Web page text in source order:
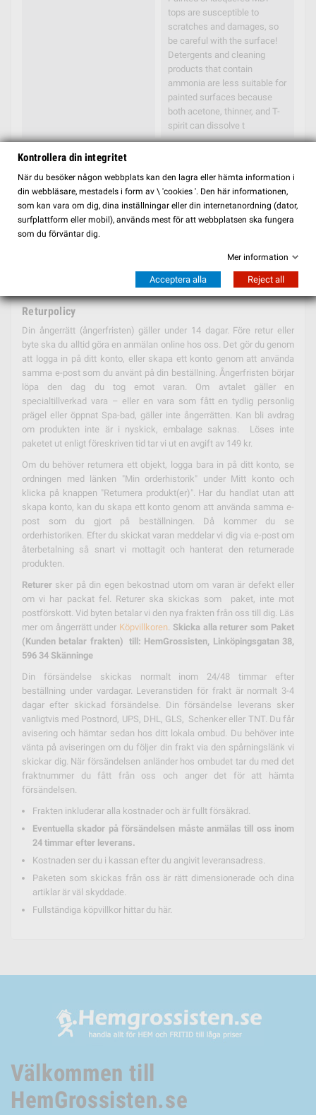
tops are susceptible to
scratches and damages, so
be careful with the surface!
Detergents and cleaning
products that contain
ammonia are less suitable for
painted surfaces because
both acetone, thinner, and T-
spirit can dissolve t
Mått
Max belastning 50,00
Returpolicy
Din ångerrätt (ångerfristen) gäller under 14 dagar. Före retur eller
byte ska du alltid göra en anmälan online hos oss. Det gör du genom
att logga in på ditt konto, eller skapa ett konto genom att använda
samma e-post som du använt på din beställning. Ångerfristen börjar
löpa den dag du tog emot varan. Om avtalet gäller en
specialtillverkad vara – eller en vara som fått en tydlig personlig
prägel eller öppnat Spa-bad, gäller inte ångerrätten. Kan bli avdrag
om produkten inte är i nyskick, embalage saknas. Löses inte
paketet ut enligt föreskriven tid tar vi ut en avgift av 149 kr.
Om du behöver returnera ett objekt, logga bara in på ditt konto, se
ordningen med länken "Min orderhistorik" under Mitt konto och
klicka på knappen "Returnera produkt(er)". Har du handlat utan att
skapa konto, kan du skapa ett konto genom att använda samma e-
post som du gjort på beställningen. Då kommer du se
orderhistoriken. Efter du skickat varan meddelar vi dig via e-post om
återbetalning så snart vi mottagit och hanterat den returnerade
produkten.
Returer sker på din egen bekostnad utom om varan är defekt eller
om vi har packat fel. Returer ska skickas som paket, inte mot
postförskott. Vid byten betalar vi den nya frakten från oss till dig. Läs
mer om ångerrätt under Köpvillkoren. Skicka alla returer som Paket
(Kunden betalar frakten) till: HemGrossisten, Linköpingsgatan 38,
596 34 Skänninge
Din försändelse skickas normalt inom 24/48 timmar efter
beställning under vardagar. Leveranstiden för frakt är normalt 3-4
dagar efter skickad försändelse. Din försändelse leverans sker
vanligtvis med Postnord, UPS, DHL, GLS, Schenker eller TNT. Du får
avisering och hämtar sedan hos ditt lokala ombud. Du behöver inte
vänta på aviseringen om du följer din frakt via den spårningslänk vi
skickar dig. När försändelsen anländer hos ombudet tar du med det
fraktnummer du fått från oss och anger det för att hämta
försändelsen.
Frakten inkluderar alla kostnader och är fullt försäkrad.
Eventuella skador på försändelsen måste anmälas till oss inom
24 timmar efter leverans.
Kostnaden ser du i kassan efter du angivit leveransadress.
Paketen som skickas från oss är rätt dimensionerade och dina
artiklar är väl skyddade.
Fullständiga köpvillkor hittar du här.
Välkommen till
HemGrossisten.se
Kontrollera din integritet
När du besöker någon webbplats kan den lagra eller hämta information i
din webbläsare, mestadels i form av \ 'cookies '. Den här informationen,
som kan vara om dig, dina inställningar eller din internetanordning (dator,
surfplattform eller mobil), används mest för att webbplatsen ska fungera
som du förväntar dig.
Mer information
Acceptera alla Reject all